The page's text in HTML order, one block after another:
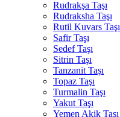
Rudrakşa Taşı
Rudraksha Taşı
Rutil Kuvars Taşı
Safir Taşı
Sedef Taşı
Sitrin Taşı
Tanzanit Taşı
Topaz Taşı
Turmalin Taşı
Yakut Taşı
Yemen Akik Taşı